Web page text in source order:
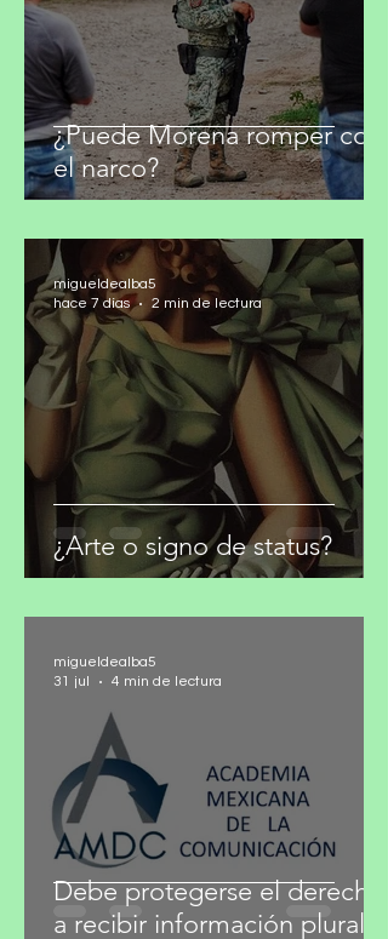
¿Puede Morena romper con
el narco?
¿Arte o signo de status?
migueldealba5
hace 7 días
2 min de lectura
migueldealba5
4 min de lectura